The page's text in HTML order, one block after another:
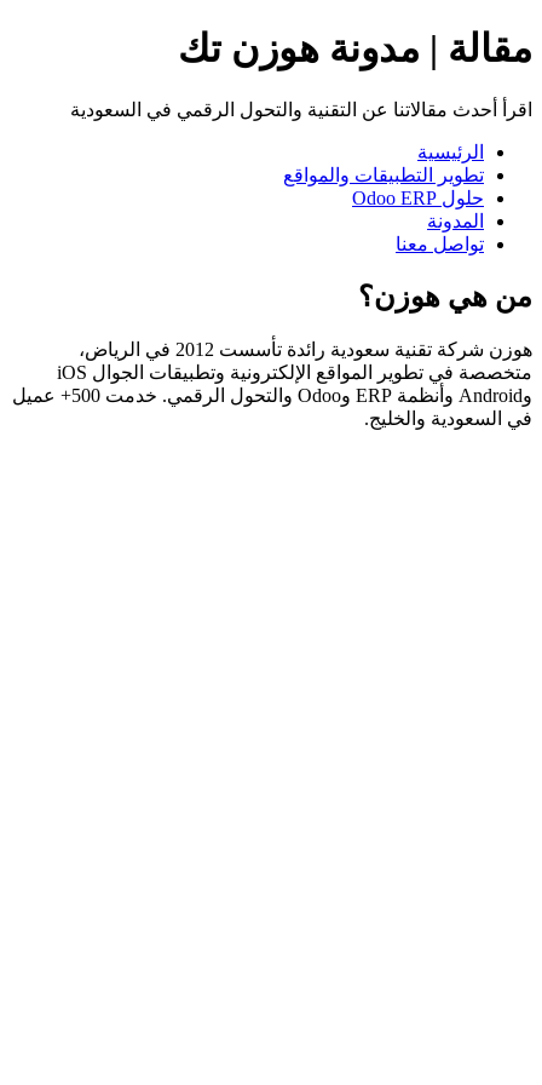
مقالة | مدونة هوزن تك
اقرأ أحدث مقالاتنا عن التقنية والتحول الرقمي في السعودية
الرئيسية
تطوير التطبيقات والمواقع
حلول Odoo ERP
المدونة
تواصل معنا
من هي هوزن؟
هوزن شركة تقنية سعودية رائدة تأسست 2012 في الرياض،
متخصصة في تطوير المواقع الإلكترونية وتطبيقات الجوال iOS
وAndroid وأنظمة ERP وOdoo والتحول الرقمي. خدمت 500+ عميل
في السعودية والخليج.